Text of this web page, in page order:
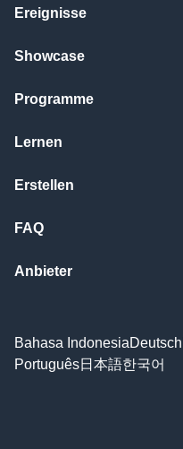
Ereignisse
Showcase
Programme
Lernen
Erstellen
FAQ
Anbieter
Bahasa IndonesiaDeutsch
Português日本語한국어